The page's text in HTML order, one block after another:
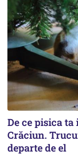
De ce pisica
Crăciun.
departe de el